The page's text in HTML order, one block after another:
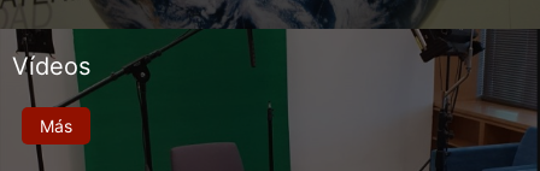
Vídeos
Más